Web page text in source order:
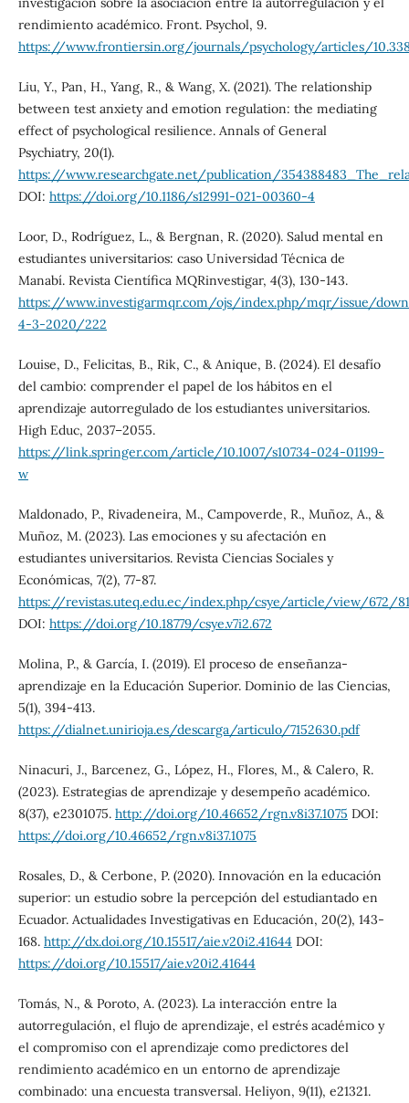
rendimiento académico. Front. Psychol, 9.
https://www.frontiersin.org/journals/psychology/articles/
Liu, Y., Pan, H., Yang, R., & Wang, X. (2021). The relationship
between test anxiety and emotion regulation: the mediating
effect of psychological resilience. Annals of General
Psychiatry, 20(1).
https://www.researchgate.net/publication/
DOI: https://doi.org/10.1186/s12991-021-00360-4
Loor, D., Rodríguez, L., & Bergnan, R. (2020). Salud mental en
estudiantes universitarios: caso Universidad Técnica de
Manabí. Revista Científica MQRinvestigar, 4(3), 130-143.
https://www.investigarmqr.com/ojs/index.php/mqr/issue/
4-3-2020/222
Louise, D., Felicitas, B., Rik, C., & Anique, B. (2024). El desafío
del cambio: comprender el papel de los hábitos en el
aprendizaje autorregulado de los estudiantes universitarios.
High Educ, 2037–2055.
https://link.springer.com/article/10.1007/s10734-024-01199-
w
Maldonado, P., Rivadeneira, M., Campoverde, R., Muñoz, A., &
Muñoz, M. (2023). Las emociones y su afectación en
estudiantes universitarios. Revista Ciencias Sociales y
Económicas, 7(2), 77-87.
https://revistas.uteq.edu.ec/index.php/csye/article/view/672/
DOI: https://doi.org/10.18779/csye.v7i2.672
Molina, P., & García, I. (2019). El proceso de enseñanza-
aprendizaje en la Educación Superior. Dominio de las Ciencias,
5(1), 394-413.
https://dialnet.unirioja.es/descarga/articulo/7152630.pdf
Ninacuri, J., Barcenez, G., López, H., Flores, M., & Calero, R.
(2023). Estrategias de aprendizaje y desempeño académico.
8(37), e2301075. http://doi.org/10.46652/rgn.v8i37.1075 DOI:
https://doi.org/10.46652/rgn.v8i37.1075
Rosales, D., & Cerbone, P. (2020). Innovación en la educación
superior: un estudio sobre la percepción del estudiantado en
Ecuador. Actualidades Investigativas en Educación, 20(2), 143-
168. http://dx.doi.org/10.15517/aie.v20i2.41644 DOI:
https://doi.org/10.15517/aie.v20i2.41644
Tomás, N., & Poroto, A. (2023). La interacción entre la
autorregulación, el flujo de aprendizaje, el estrés académico y
el compromiso con el aprendizaje como predictores del
rendimiento académico en un entorno de aprendizaje
combinado: una encuesta transversal. Heliyon, 9(11), e21321.